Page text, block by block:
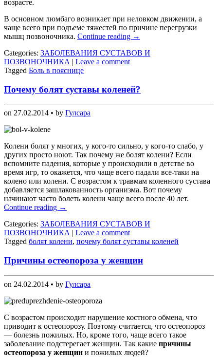
возрасте.
В основном люмбаго возникает при неловком движении, а
чаще всего при подъеме тяжестей по причине перегрузки
мышц позвоночника. Continue reading →
Categories: ЗАБОЛЕВАНИЯ СУСТАВОВ И
ПОЗВОНОЧНИКА | Leave a comment
Tagged Боль в пояснице
Почему болят суставы коленей?
on 27.02.2014 • by Гулсара
Колени болят у многих, у кого-то сильно, у кого-то слабо, у
других просто ноют. Так почему же болят колени? Если
вспомните падения, которые у происходили в детстве во
время игр, то окажется, что чаще всего падали все-таки на
колено или колени. С возрастом к травмам коленного сустава
добавляется зашлакованность организма. Вот почему
начинают часто болеть колени чаще всего после 40 лет.
Continue reading →
Categories: ЗАБОЛЕВАНИЯ СУСТАВОВ И
ПОЗВОНОЧНИКА | Leave a comment
Tagged болят колени, почему болят суставы коленей
Причины остеопороза у женщин
on 24.02.2014 • by Гулсара
С возрастом происходит нарушение костного обмена, что
приводит к остеопорозу. Поэтому считается, что остеопороз
— болезнь пожилых. Но, кроме того, чаще всего такое
заболевание подстерегает женщин. Так какие причины
остеопороза у женщин и пожилых людей?